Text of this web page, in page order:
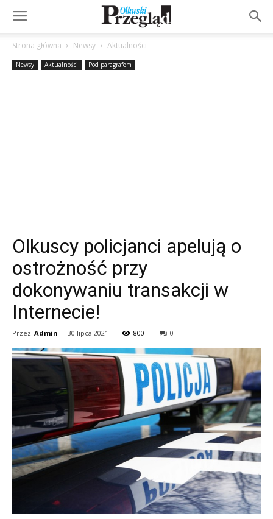
Strona główna Newsy Aktualności
Newsy Aktualności Pod paragrafem
Olkuscy policjanci apelują o
ostrożność przy
dokonywaniu transakcji w
Internecie!
Przez Admin - 30 lipca 2021 800 0